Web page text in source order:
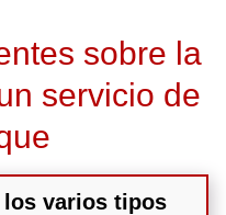
sobre la
servicio de
los varios tipos